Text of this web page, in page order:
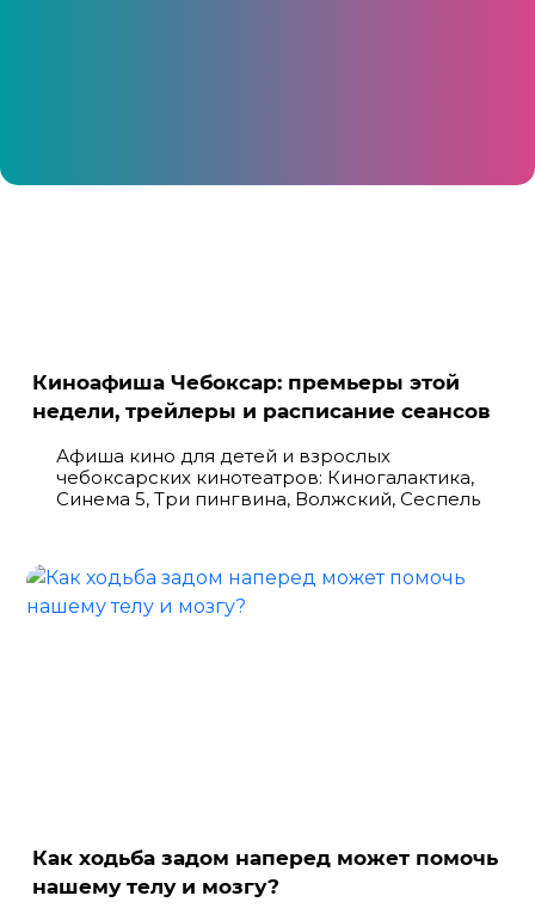
Киноафиша Чебоксар: премьеры этой
недели, трейлеры и расписание сеансов
Афиша кино для детей и взрослых
чебоксарских кинотеатров: Киногалактика,
Синема 5, Три пингвина, Волжский, Сеспель
Как ходьба задом наперед может помочь
нашему телу и мозгу?